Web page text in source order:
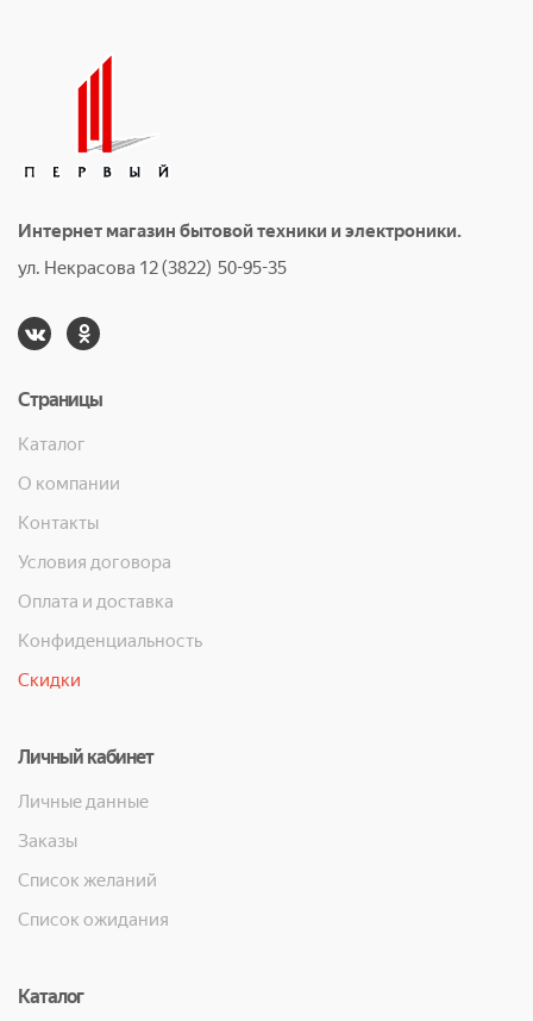
Интернет магазин бытовой техники и электроники.
ул. Некрасова 12 (3822) 50-95-35
Страницы
Каталог
О компании
Контакты
Условия договора
Оплата и доставка
Конфиденциальность
Скидки
Личный кабинет
Личные данные
Заказы
Список желаний
Список ожидания
Каталог